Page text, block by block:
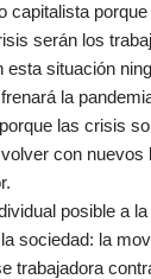
capitalista
serán los
esta situación
la
las crisis
con
posible a
sociedad: la
trabajadora